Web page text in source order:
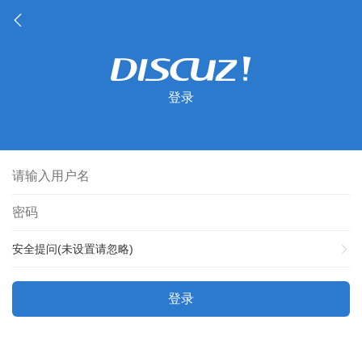
登录
安全提问(未设置请忽略)
登录